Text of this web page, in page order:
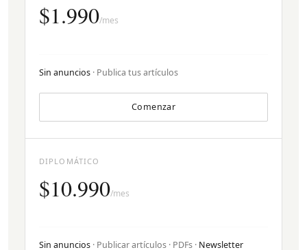
$1.990/mes
Sin anuncios · Publica tus artículos
Comenzar
DIPLOMÁTICO
$10.990/mes
Sin anuncios · Publicar artículos · PDFs · Newsletter